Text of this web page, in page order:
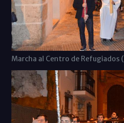
Marcha al Centro de Refugiados